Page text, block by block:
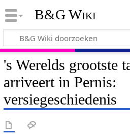
B&G Wiki
's Werelds grootste
arriveert in Pernis:
versiegeschiedenis